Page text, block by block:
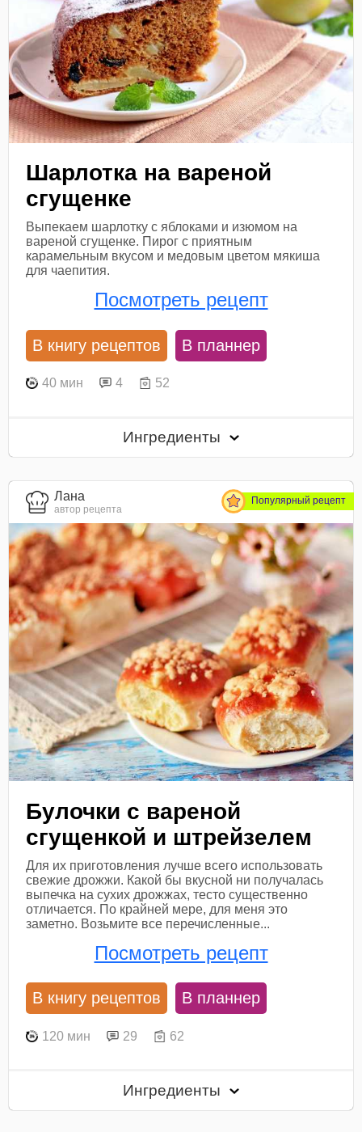
Шарлотка на вареной
сгущенке
Выпекаем шарлотку с яблоками и изюмом на
вареной сгущенке. Пирог с приятным
карамельным вкусом и медовым цветом мякиша
для чаепития.
Посмотреть рецепт
В книгу рецептов В планнер
40 мин 4 52
Ингредиенты
Лана
автор рецепта
Популярный рецепт
Булочки с вареной
сгущенкой и штрейзелем
Для их приготовления лучше всего использовать
свежие дрожжи. Какой бы вкусной ни получалась
выпечка на сухих дрожжах, тесто существенно
отличается. По крайней мере, для меня это
заметно. Возьмите все перечисленные...
Посмотреть рецепт
В книгу рецептов В планнер
120 мин 29 62
Ингредиенты